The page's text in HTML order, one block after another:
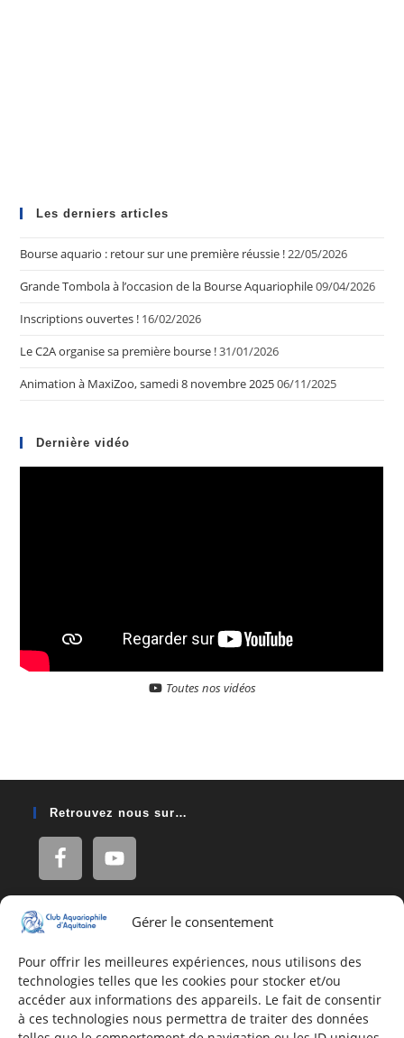
Gérer le consentement
Pour offrir les meilleures expériences, nous utilisons des
technologies telles que les cookies pour stocker et/ou
accéder aux informations des appareils. Le fait de consentir
à ces technologies nous permettra de traiter des données
Les derniers articles
Bourse aquario : retour sur une première réussie !22/05/2026
Grande Tombola à l’occasion de la Bourse Aquariophile09/04/2026
Inscriptions ouvertes ! 16/02/2026
Le C2A organise sa première bourse !31/01/2026
Animation à MaxiZoo, samedi 8 novembre 202506/11/2025
Dernière vidéo
Toutes nos vidéos
Retrouvez nous sur…
Adresse
16, Rue Léon Blum
33140 Villenave d'Ornon